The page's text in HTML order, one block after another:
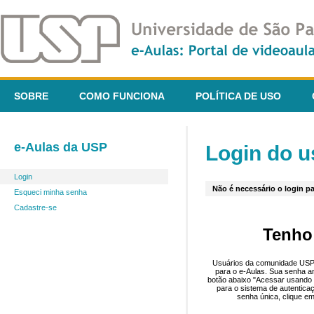
SOBRE COMO FUNCIONA POLÍTICA DE USO
e-Aulas da USP
Login
Esqueci minha senha
Cadastre-se
Login do
Não é necessário o login
Usuários da comunidade
para o e-Aulas. Sua senha
botão abaixo "Acessar
para o sistema de
senha única, clique